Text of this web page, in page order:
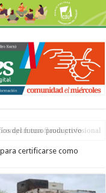
del futuro productivo
certificarse como